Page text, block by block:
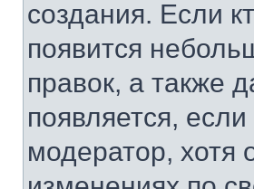
создания. Если
появится
правок, а также
появляется,
модератор, хотя